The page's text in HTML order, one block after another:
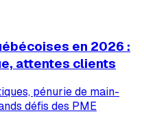
en 2026 :
attentes clients
pénurie de main-
défis des PME